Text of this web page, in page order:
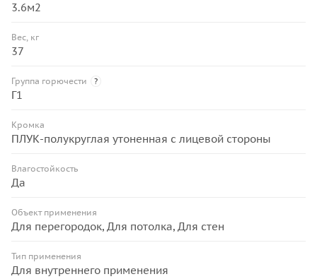
3.6м2
Вес, кг
37
Группа горючести ?
Г1
Кромка
ПЛУК-полукруглая утоненная с лицевой стороны
Влагостойкость
Да
Объект применения
Для перегородок, Для потолка, Для стен
Тип применения
Для внутреннего применения